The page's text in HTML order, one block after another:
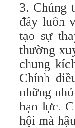
3. Chúng
đây luôn
tạo sự
thường
chung
Chính
những
bạo lực.
hội mà